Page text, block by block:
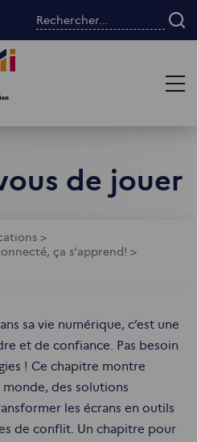
Rechercher...
de jouer
>
ça s'apprend! >
sa vie numérique, c’est une
et de confiance. Pas besoin
! Ce chapitre montre
des solutions
les écrans en outils
de conflit. Un chapitre pour